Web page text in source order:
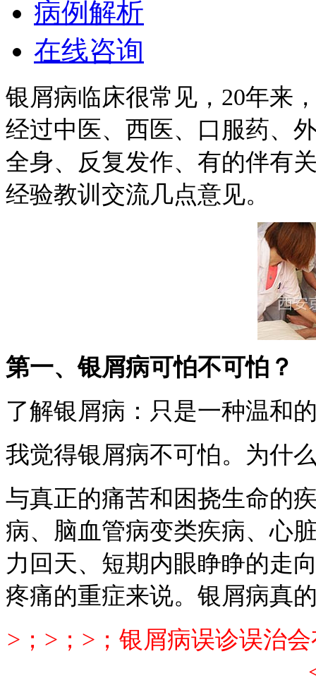
病例解析
在线咨询
银屑病临床很常见，20年来
经过中医、西医、口服药、
全身、反复发作、有的伴有
经验教训交流几点意见。
第一、银屑病可怕不可怕？
了解银屑病：只是一种温和
我觉得银屑病不可怕。为什
与真正的痛苦和困挠生命的
病、脑血管病变类疾病、心
力回天、短期内眼睁睁的走
疼痛的重症来说。银屑病真
>；>；>；银屑病误诊误治